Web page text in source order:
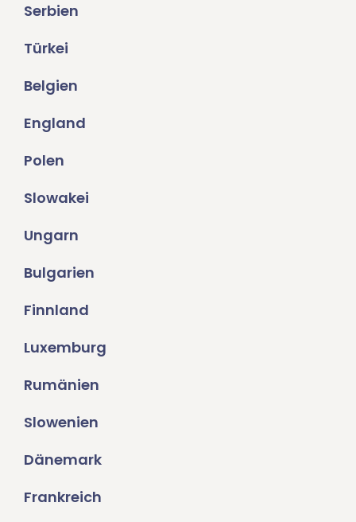
Serbien
Türkei
Belgien
England
Polen
Slowakei
Ungarn
Bulgarien
Finnland
Luxemburg
Rumänien
Slowenien
Dänemark
Frankreich